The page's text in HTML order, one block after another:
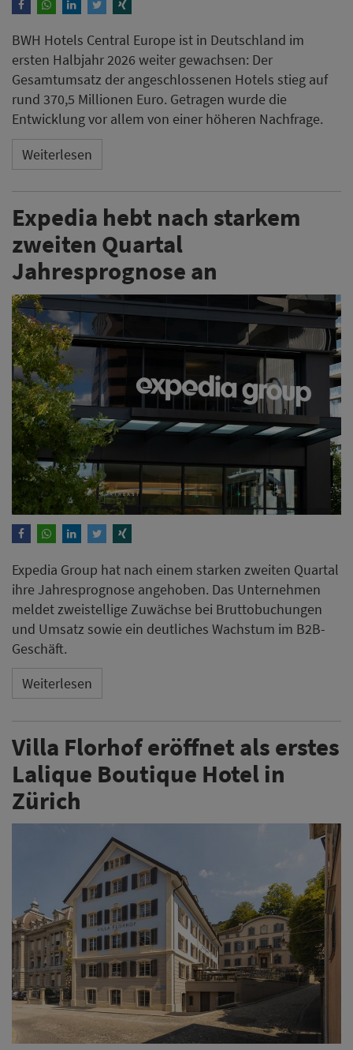
BWH Hotels Central Europe ist in Deutschland im
ersten Halbjahr 2026 weiter gewachsen: Der
Gesamtumsatz der angeschlossenen Hotels stieg auf
rund 370,5 Millionen Euro. Getragen wurde die
Entwicklung vor allem von einer höheren Nachfrage.
Weiterlesen
Expedia hebt nach starkem
zweiten Quartal
Jahresprognose an
Expedia Group hat nach einem starken zweiten Quartal
ihre Jahresprognose angehoben. Das Unternehmen
meldet zweistellige Zuwächse bei Bruttobuchungen
und Umsatz sowie ein deutliches Wachstum im B2B-
Geschäft.
Weiterlesen
Villa Florhof eröffnet als erstes
Lalique Boutique Hotel in
Zürich